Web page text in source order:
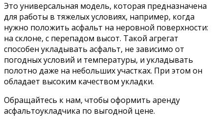
Это универсальная модель, которая предназначена
для работы в тяжелых условиях, например, когда
нужно положить асфальт на неровной поверхности:
на склоне, с перепадом высот. Такой агрегат
способен укладывать асфальт, не зависимо от
погодных условий и температуры, и укладывать
полотно даже на небольших участках. При этом он
обладает высоким качеством укладки.
Обращайтесь к нам, чтобы оформить аренду
асфальтоукладчика по выгодной цене.